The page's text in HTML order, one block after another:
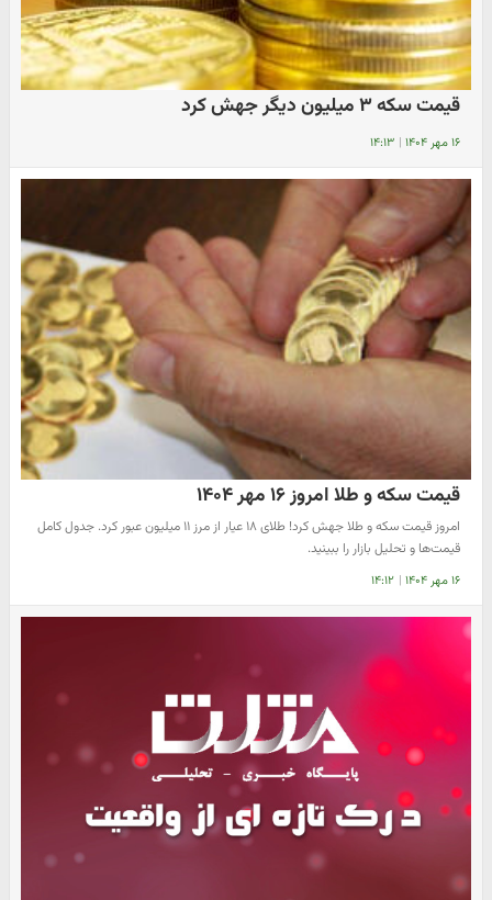
قیمت سکه ۳ میلیون دیگر جهش کرد
۱۶ مهر ۱۴۰۴ | ۱۴:۱۳
قیمت سکه و طلا امروز ۱۶ مهر ۱۴۰۴
امروز قیمت سکه و طلا جهش کرد! طلای ۱۸ عیار از مرز ۱۱ میلیون عبور کرد. جدول کامل
قیمت‌ها و تحلیل بازار را ببینید.
۱۶ مهر ۱۴۰۴ | ۱۴:۱۲